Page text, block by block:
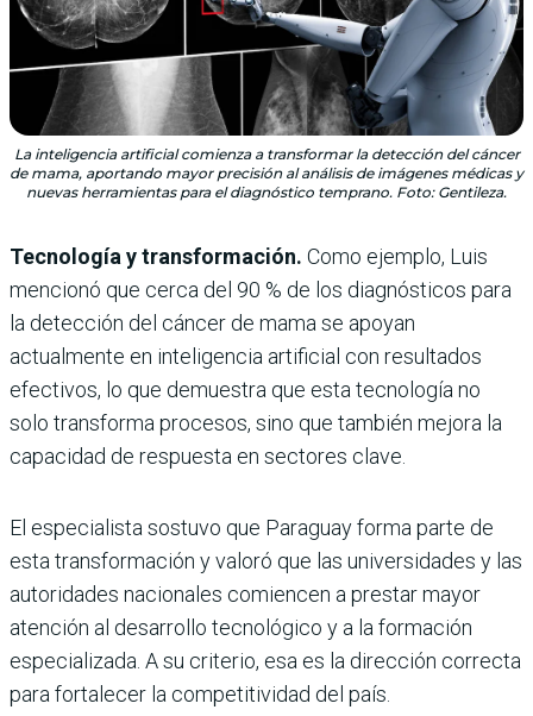
La inteligencia artificial comienza a transformar la detección del cáncer
de mama, aportando mayor precisión al análisis de imágenes médicas y
nuevas herramientas para el diagnóstico temprano. Foto: Gentileza.
Tecnología y transformación. Como ejemplo, Luis
mencionó que cerca del 90 % de los diagnósticos para
la detección del cáncer de mama se apoyan
actualmente en inteligencia artificial con resultados
efectivos, lo que demuestra que esta tecnología no
solo transforma procesos, sino que también mejora la
capacidad de respuesta en sectores clave.
El especialista sostuvo que Paraguay forma parte de
esta transformación y valoró que las universidades y las
autoridades nacionales comiencen a prestar mayor
atención al desarrollo tecnológico y a la formación
especializada. A su criterio, esa es la dirección correcta
para fortalecer la competitividad del país.